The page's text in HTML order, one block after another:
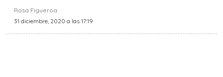
Rosa Figueroa
31 diciembre, 2020 a las 17:19